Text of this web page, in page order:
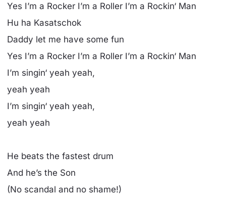
Yes I’m a Rocker I’m a Roller I’m a Rockin‘ Man
Hu ha Kasatschok
Daddy let me have some fun
Yes I’m a Rocker I’m a Roller I’m a Rockin‘ Man
I’m singin‘ yeah yeah,
yeah yeah
I’m singin‘ yeah yeah,
yeah yeah
He beats the fastest drum
And he’s the Son
(No scandal and no shame!)